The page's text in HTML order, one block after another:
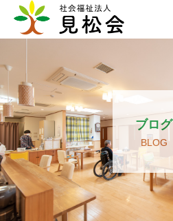
ブログ
BLOG
施設案内
サービス内容
求人・ボランティア
アクセス